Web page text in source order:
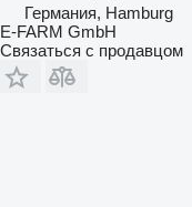
Германия, Hamburg
E-FARM GmbH
Связаться с продавцом